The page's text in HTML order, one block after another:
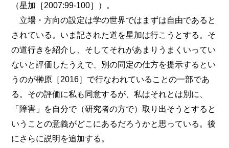
（星加［2007:99-100］）。
立場・方向の設定は学の世界ではまずは自由であると
されている。いま記された道を星加は行こうとする。そ
の道行きを紹介し、そしてそれがあまりうまくいってい
ないと評価したうえで、別の同定の仕方を提示するとい
うのが榊原［2016］で行なわれていることの一部であ
る。その評価に私も同意するが、私はそれとは別に、
「障害」を自分で（研究者の方で）取り出そうとすると
いうことの意義がどこにあるだろうかと思っている。後
にさらに説明を追加する。